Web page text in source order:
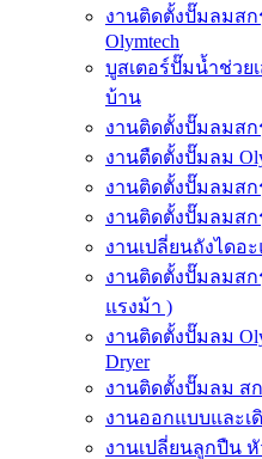
งานติดตั้งปั๊มลมสก
Olymtech
บูสเตอร์ปั๊มน้ำช่วย
บ้าน
งานติดตั้งปั๊มลมสกรู
งานตืดตั้งปั๊มลม
งานติดตั้งปั๊มลมสก
งานติดตั้งปั๊มลมสก
งานเปลี่ยนถังไดอ
งานติดตั้งปั๊มลมสก
แรงม้า )
งานติดตั้งปั๊มลม
Dryer
งานติดตั้งปั๊มลม ส
งานออกแบบและ
งานเปลี่ยนลูกปืน หั